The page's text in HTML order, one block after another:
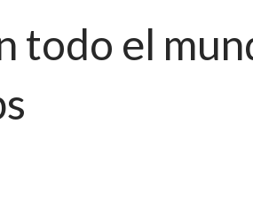
todo el